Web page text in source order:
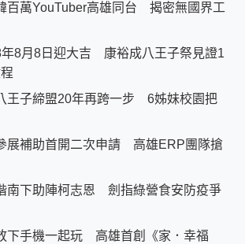
百萬YouTuber高雄同台 揭密無國界工
年8月8日迎大吉 康裕成八王子祭見證1
王子締盟20年再跨一步 6姊妹校園把
展補助首開二次申請 高雄ERP團隊搶
南下助陣柯志恩 劍指綠營食安防疫爭
下手機一起玩 高雄首創《家．幸福